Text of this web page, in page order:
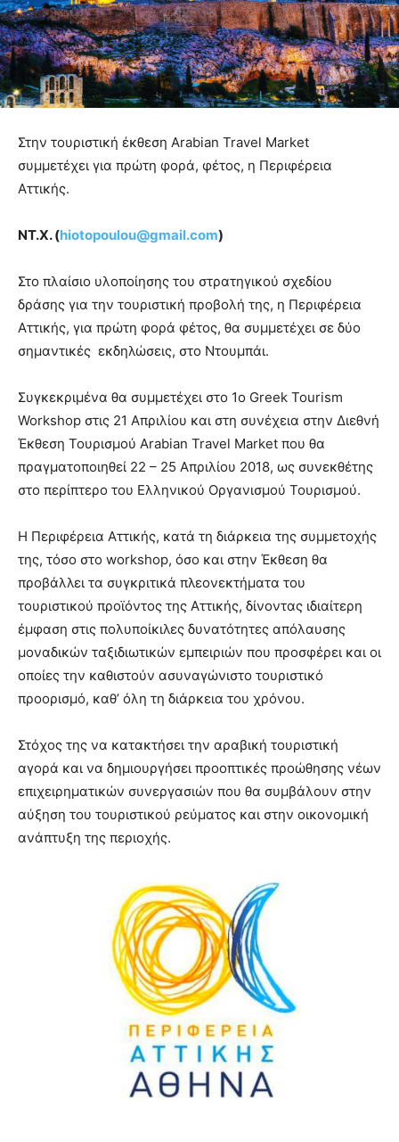
Στην τουριστική έκθεση Arabian Travel Market
συμμετέχει για πρώτη φορά, φέτος, η Περιφέρεια
Αττικής.
ΝΤ.Χ. (hiotopoulou@gmail.com)
Στο πλαίσιο υλοποίησης του στρατηγικού σχεδίου
δράσης για την τουριστική προβολή της, η Περιφέρεια
Αττικής, για πρώτη φορά φέτος, θα συμμετέχει σε δύο
σημαντικές εκδηλώσεις, στο Ντουμπάι.
Συγκεκριμένα θα συμμετέχει στο 1o Greek Tourism
Workshop στις 21 Απριλίου και στη συνέχεια στην Διεθνή
Έκθεση Τουρισμού Arabian Travel Market που θα
πραγματοποιηθεί 22 – 25 Απριλίου 2018, ως συνεκθέτης
στο περίπτερο του Ελληνικού Οργανισμού Τουρισμού.
Η Περιφέρεια Αττικής, κατά τη διάρκεια της συμμετοχής
της, τόσο στο workshop, όσο και στην Έκθεση θα
προβάλλει τα συγκριτικά πλεονεκτήματα του
τουριστικού προϊόντος της Αττικής, δίνοντας ιδιαίτερη
έμφαση στις πολυποίκιλες δυνατότητες απόλαυσης
μοναδικών ταξιδιωτικών εμπειριών που προσφέρει και οι
οποίες την καθιστούν ασυναγώνιστο τουριστικό
προορισμό, καθ’ όλη τη διάρκεια του χρόνου.
Στόχος της να κατακτήσει την αραβική τουριστική
αγορά και να δημιουργήσει προοπτικές προώθησης νέων
επιχειρηματικών συνεργασιών που θα συμβάλουν στην
αύξηση του τουριστικού ρεύματος και στην οικονομική
ανάπτυξη της περιοχής.